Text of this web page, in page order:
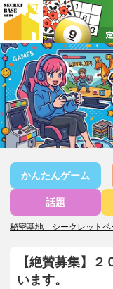
かんたんゲーム
話題
秘密基地 シークレットベ
【絶賛募集】
います。